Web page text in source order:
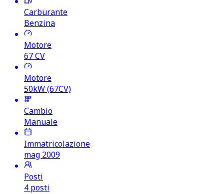
Carburante
Benzina
Motore
67CV
Motore
50kW (67CV)
Cambio
Manuale
Immatricolazione
mag 2009
Posti
4 posti